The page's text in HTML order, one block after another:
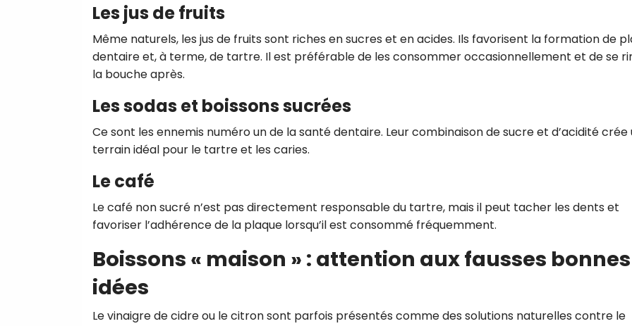
Les jus de fruits
Même naturels, les jus de fruits sont riches en sucres et en acides. Ils favorisent la formation de
dentaire et, à terme, de tartre. Il est préférable de les consommer occasionnellement et de se
la bouche après.
Les sodas et boissons sucrées
Ce sont les ennemis numéro un de la santé dentaire. Leur combinaison de sucre et d’acidité crée
terrain idéal pour le tartre et les caries.
Le café
Le café non sucré n’est pas directement responsable du tartre, mais il peut tacher les dents et
favoriser l’adhérence de la plaque lorsqu’il est consommé fréquemment.
Boissons « maison » : attention aux fausses bonnes
idées
Le vinaigre de cidre ou le citron sont parfois présentés comme des solutions naturelles contre le